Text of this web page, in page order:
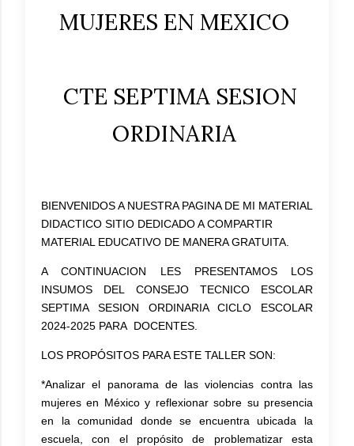
MUJERES EN MEXICO
CTE SEPTIMA SESION
ORDINARIA
BIENVENIDOS A NUESTRA PAGINA DE MI MATERIAL
DIDACTICO SITIO DEDICADO A COMPARTIR
MATERIAL EDUCATIVO DE MANERA GRATUITA.
A CONTINUACION LES PRESENTAMOS LOS
INSUMOS DEL CONSEJO TECNICO ESCOLAR
SEPTIMA SESION ORDINARIA CICLO ESCOLAR
2024-2025 PARA DOCENTES.
LOS PROPÓSITOS PARA ESTE TALLER SON:
*Analizar el panorama de las violencias contra las
mujeres en México y reflexionar sobre su presencia
en la comunidad donde se encuentra ubicada la
escuela, con el propósito de problematizar esta